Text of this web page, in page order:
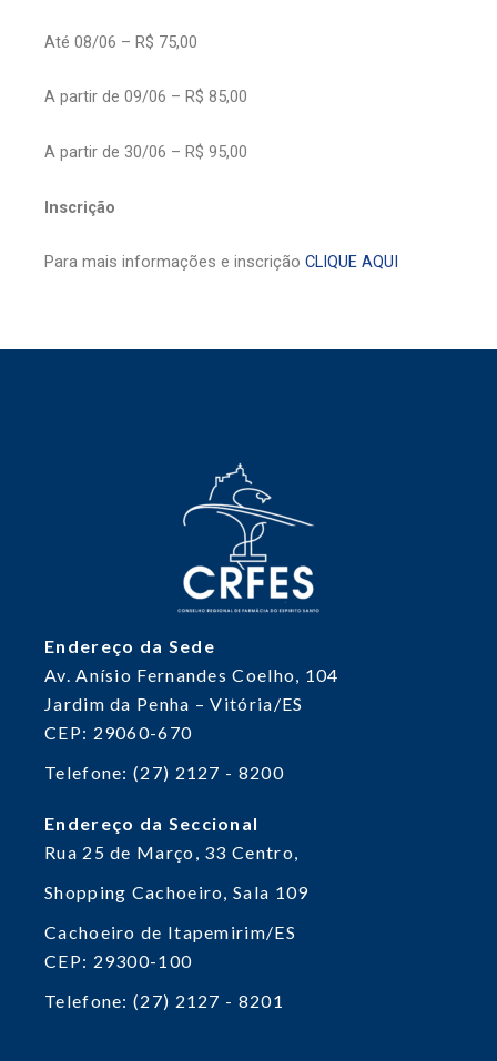
Até 08/06 – R$ 75,00
A partir de 09/06 – R$ 85,00
A partir de 30/06 – R$ 95,00
Inscrição
Para mais informações e inscrição CLIQUE AQUI
Endereço da Sede
Av. Anísio Fernandes Coelho, 104
Jardim da Penha – Vitória/ES
CEP: 29060-670
Telefone: (27) 2127 - 8200
Endereço da Seccional
Rua 25 de Março, 33Centro,
Shopping Cachoeiro, Sala 109
Cachoeiro de Itapemirim/ES
CEP: 29300-100
Telefone: (27) 2127 - 8201